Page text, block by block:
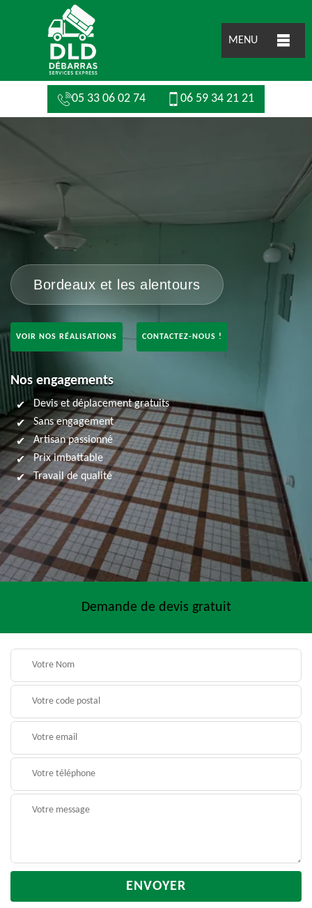
MENU
05 33 06 02 74 06 59 34 21 21
Bordeaux et les alentours
VOIR NOS RÉALISATIONS CONTACTEZ-NOUS !
Nos engagements
Devis et déplacement gratuits
Sans engagement
Artisan passionné
Prix imbattable
Travail de qualité
Demande de devis gratuit